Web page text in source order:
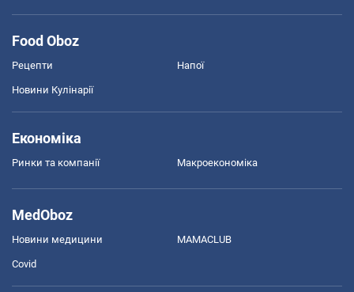
Food Oboz
Рецепти Напої
Новини Кулінарії
Економіка
Ринки та компанії Макроекономіка
MedOboz
Новини медицини MAMACLUB
Covid